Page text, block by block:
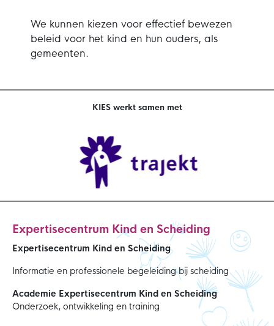
We kunnen kiezen voor effectief bewezen
beleid voor het kind en hun ouders, als
gemeenten.
KIES werkt samen met
Expertisecentrum Kind en Scheiding
Expertisecentrum Kind en Scheiding
Informatie en professionele begeleiding bij scheiding
Academie Expertisecentrum Kind en Scheiding
Onderzoek, ontwikkeling en training